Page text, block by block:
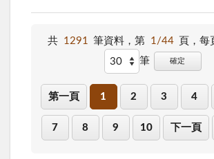
共 1291 筆資料，第 1/44 頁， 每
筆
確定
第一頁 1 2 3 4
7 8 9 10 下一頁